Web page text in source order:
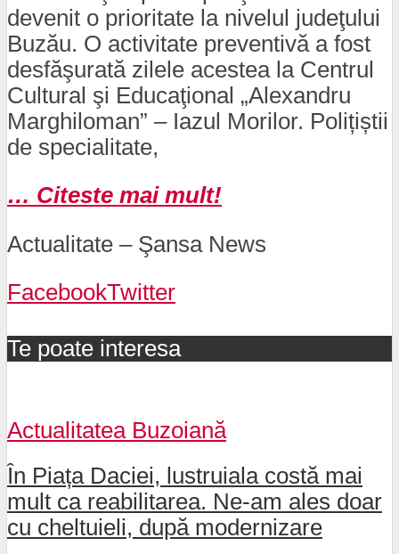
devenit o prioritate la nivelul judeţului
Buzău. O activitate preventivă a fost
desfăşurată zilele acestea la Centrul
Cultural şi Educaţional „Alexandru
Marghiloman” – Iazul Morilor. Polițiștii
de specialitate,
… Citeste mai mult!
Actualitate – Şansa News
FacebookTwitter
Te poate interesa
Actualitatea Buzoiană
În Piața Daciei, lustruiala costă mai
mult ca reabilitarea. Ne-am ales doar
cu cheltuieli, după modernizare